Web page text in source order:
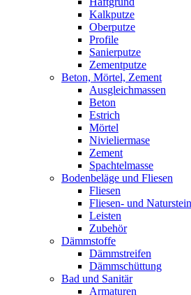
Kalkputze
Oberputze
Profile
Sanierputze
Zementputze
Beton, Mörtel, Zement
Ausgleichmassen
Beton
Estrich
Mörtel
Nivieliermase
Zement
Spachtelmasse
Bodenbeläge und Fliesen
Fliesen
Fliesen- und
Leisten
Zubehör
Dämmstoffe
Dämmstreifen
Dämmschüttung
Bad und Sanitär
Armaturen